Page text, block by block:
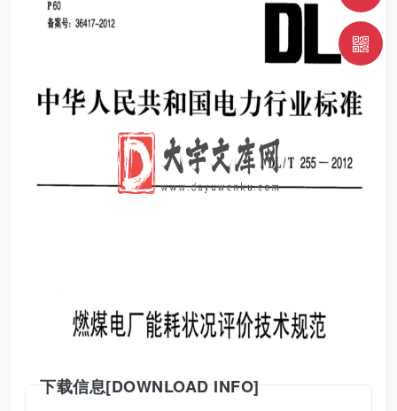
下载信息[DOWNLOAD INFO]